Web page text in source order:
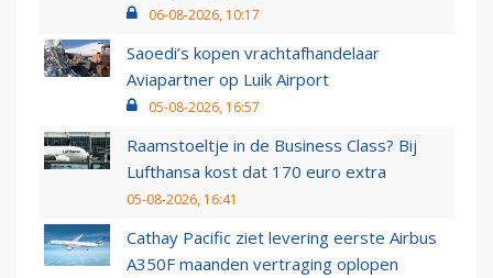
06-08-2026, 10:17
Saoedi’s kopen vrachtafhandelaar
Aviapartner op Luik Airport
05-08-2026, 16:57
Raamstoeltje in de Business Class? Bij
Lufthansa kost dat 170 euro extra
05-08-2026, 16:41
Cathay Pacific ziet levering eerste Airbus
A350F maanden vertraging oplopen